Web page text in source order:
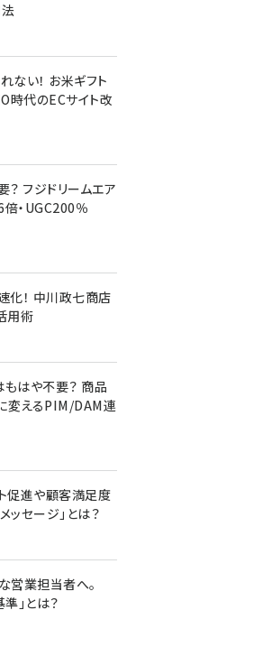
ない！ お米ギフト
時代のECサイト改
フジドリームエア
・UGC200％
化！ 中川政七商店
用術
もはや不要？ 商品
変えるPIM/DAM連
促進や顧客満足度
セージ」とは？
営業担当者へ。
」とは？